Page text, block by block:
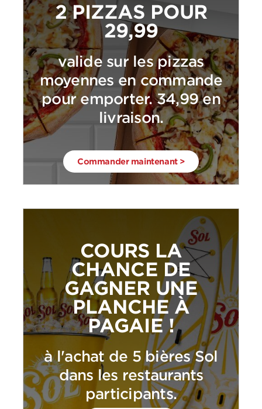
2 PIZZAS POUR
29,99
valide sur les pizzas
moyennes en commande
pour emporter. 34,99 en
livraison.
Commander maintenant >
COURS LA
CHANCE DE
GAGNER UNE
PLANCHE À
PAGAIE !
à l'achat de 5 bières Sol
dans les restaurants
participants.